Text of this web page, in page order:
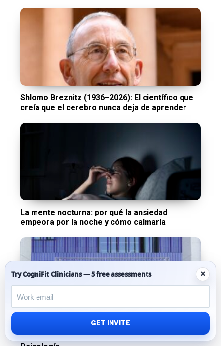
Shlomo Breznitz (1936–2026): El científico que
creía que el cerebro nunca deja de aprender
La mente nocturna: por qué la ansiedad
empeora por la noche y cómo calmarla
CogniFit participa en el CIPIE2026 para explorar
el futuro de la IA y la innovación digital en
Try CogniFit Clinicians — 5 free assessments ×
GET INVITE